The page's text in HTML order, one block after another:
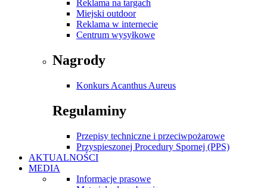
Reklama na targach
Miejski outdoor
Reklama w internecie
Centrum wysyłkowe
Nagrody
Konkurs Acanthus Aureus
Regulaminy
Przepisy techniczne i przeciwpożarowe
Przyspieszonej Procedury Spornej (PPS)
AKTUALNOŚCI
MEDIA
Informacje prasowe